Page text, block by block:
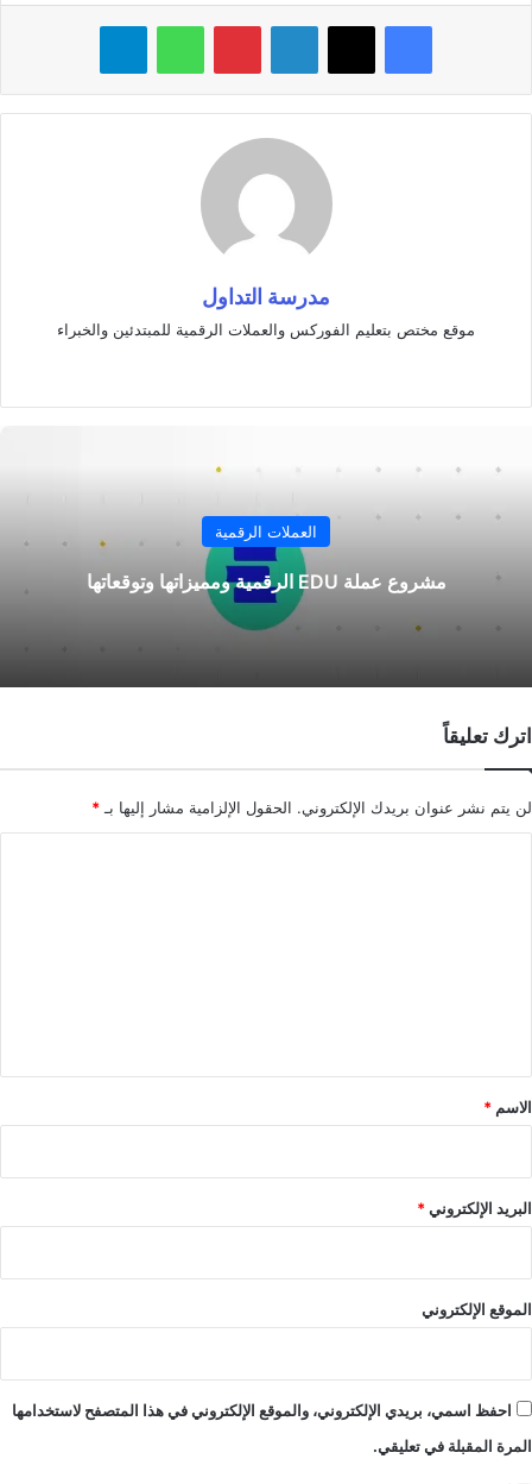
فيسبوك ‫X لينكدإن بينتيريستواتساب تيلقرام
مدرسة التداول
موقع مختص بتعليم الفوركس والعملات الرقمية للمبتدئين والخبراء
العملات الرقمية
مشروع عملة EDU الرقمية ومميزاتها وتوقعاتها
اترك تعليقاً
لن يتم نشر عنوان بريدك الإلكتروني. الحقول الإلزامية مشار إليها بـ*
*
الاسم *
البريد الإلكتروني*
الموقع الإلكتروني
احفظ اسمي، بريدي الإلكتروني، والموقع الإلكتروني في هذا المتصفح لاستخدامها
المرة المقبلة في تعليقي.